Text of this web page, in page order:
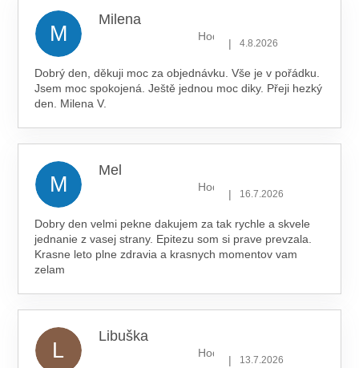
M
Milena
Hodnocení obchodu je 5 z 5
| 4.8.2026
Dobrý den, děkuji moc za objednávku. Vše je v pořádku.
Jsem moc spokojená. Ještě jednou moc diky. Přeji hezký
den. Milena V.
M
Mel
Hodnocení obchodu je 5 z 5
| 16.7.2026
Dobry den velmi pekne dakujem za tak rychle a skvele
jednanie z vasej strany. Epitezu som si prave prevzala.
Krasne leto plne zdravia a krasnych momentov vam
zelam
L
Libuška
Hodnocení obchodu je 5 z 5
| 13.7.2026